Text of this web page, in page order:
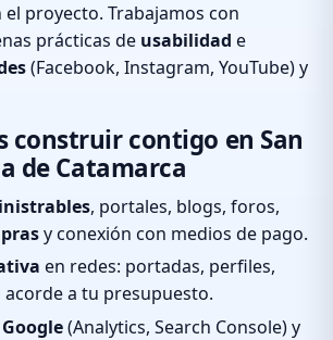
el proyecto. Trabajamos con
prácticas de usabilidad e
(Facebook, Instagram, YouTube) y
construir contigo en San
de Catamarca
, portales, blogs, foros,
y conexión con medios de pago.
en redes: portadas, perfiles,
a tu presupuesto.
Google(Analytics, Search Console) y